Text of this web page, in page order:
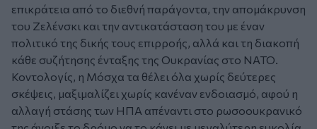
επικράτεια από το διεθνή παράγοντα, την απομάκρυνση
του Ζελένσκι και την αντικατάσταση του με έναν
πολιτικό της δικής τους επιρροής, αλλά και τη διακοπή
κάθε συζήτησης ένταξης της Ουκρανίας στο ΝΑΤΟ.
Κοντολογίς, η Μόσχα τα θέλει όλα χωρίς δεύτερες
σκέψεις, μαξιμαλίζει χωρίς κανέναν ενδοιασμό, αφού η
αλλαγή στάσης των ΗΠΑ απέναντι στο ρωσοουκρανικό